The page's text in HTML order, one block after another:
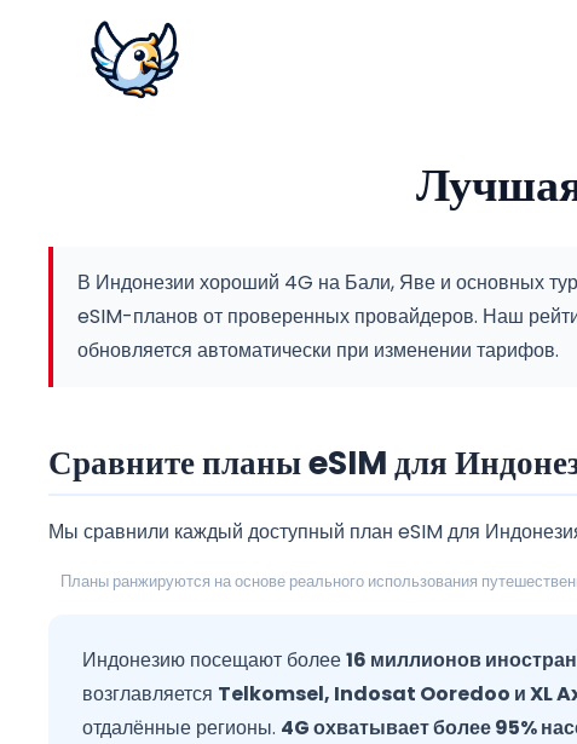
В Индонезии хороший 4G на Бали, Яве и основных
eSIM-планов от проверенных провайдеров. Наш
обновляется автоматически при изменении тарифов.
Сравните планы eSIM для
Мы сравнили каждый доступный план eSIM для
Планы ранжируются на основе реального использования
Индонезию посещают более16 миллионов
возглавляется Telkomsel, Indosat Ooredoo и XL
отдалённые регионы. 4G охватывает более 95%